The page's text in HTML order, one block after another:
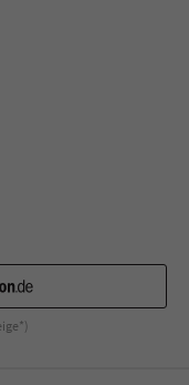
mit dem
um z. B. den